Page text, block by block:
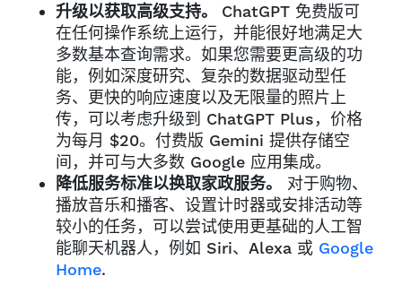
升级以获取高级支持。 ChatGPT 免费版可
在任何操作系统上运行，并能很好地满足大
多数基本查询需求。如果您需要更高级的功
能，例如深度研究、复杂的数据驱动型任
务、更快的响应速度以及无限量的照片上
传，可以考虑升级到 ChatGPT Plus，价格
为每月 $20。付费版 Gemini 提供存储空
间，并可与大多数 Google 应用集成。
降低服务标准以换取家政服务。
对于购物、
播放音乐和播客、设置计时器或安排活动等
较小的任务，可以尝试使用更基础的人工智
能聊天机器人，例如 Siri、Alexa 或 Google
Home.